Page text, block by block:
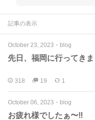
記事の表示
October 23, 2023 ・ blog
先日、福岡に行ってき
318 19 1
October 06, 2023 ・ blog
お疲れ様でしたぁ〜‼︎